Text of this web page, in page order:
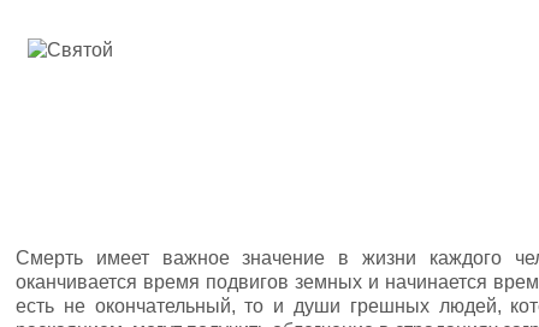
Смерть имеет важное значение в жизни каждого
оканчивается время подвигов земных и начинается
есть не окончательный, то и души грешных людей,